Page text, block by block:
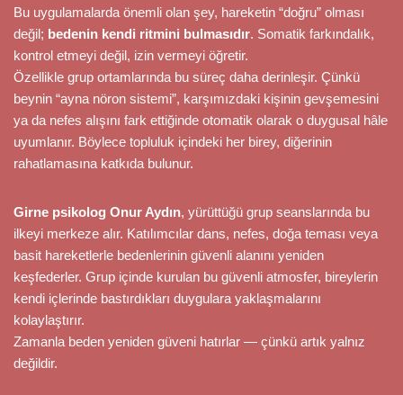
Bu uygulamalarda önemli olan şey, hareketin “doğru” olması
değil; bedenin kendi ritmini bulmasıdır. Somatik farkındalık,
kontrol etmeyi değil, izin vermeyi öğretir.
Özellikle grup ortamlarında bu süreç daha derinleşir. Çünkü
beynin “ayna nöron sistemi”, karşımızdaki kişinin gevşemesini
ya da nefes alışını fark ettiğinde otomatik olarak o duygusal hâle
uyumlanır. Böylece topluluk içindeki her birey, diğerinin
rahatlamasına katkıda bulunur.
Girne psikolog Onur Aydın, yürüttüğü grup seanslarında bu
ilkeyi merkeze alır. Katılımcılar dans, nefes, doğa teması veya
basit hareketlerle bedenlerinin güvenli alanını yeniden
keşfederler. Grup içinde kurulan bu güvenli atmosfer, bireylerin
kendi içlerinde bastırdıkları duygulara yaklaşmalarını
kolaylaştırır.
Zamanla beden yeniden güveni hatırlar — çünkü artık yalnız
değildir.